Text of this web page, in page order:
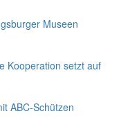
Museen
Kooperation setzt auf
ABC-Schüt­zen